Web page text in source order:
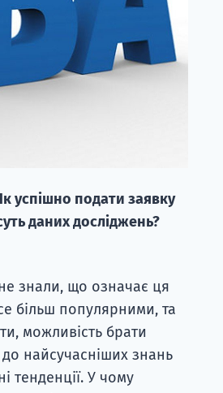
успішно подати заявку
даних досліджень?
знали, що означає ця
більш популярними, та
можливість брати
найсучасніших знань
тенденції. У чому